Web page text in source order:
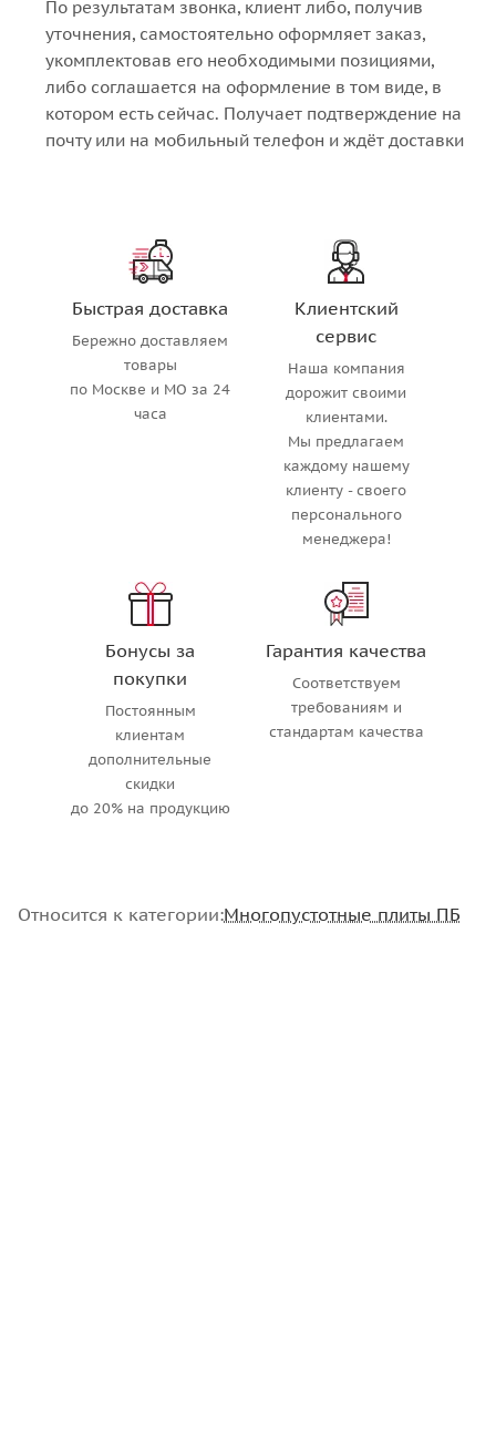
По результатам звонка, клиент либо, получив
уточнения, самостоятельно оформляет заказ,
укомплектовав его необходимыми позициями,
либо соглашается на оформление в том виде, в
котором есть сейчас. Получает подтверждение на
почту или на мобильный телефон и ждёт доставки
Быстрая доставка
Бережно доставляем
товары
по Москве и МО за 24
часа
Клиентский
сервис
Наша компания
дорожит своими
клиентами.
Мы предлагаем
каждому нашему
клиенту - своего
персонального
менеджера!
Бонусы за
покупки
Постоянным
клиентам
дополнительные
скидки
до 20% на продукцию
Гарантия качества
Соответствуем
требованиям и
стандартам качества
Относится к категории:Многопустотные плиты ПБ